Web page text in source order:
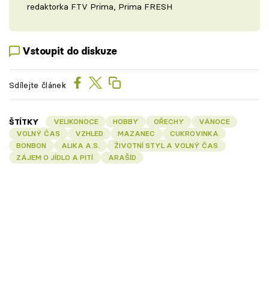
redaktorka FTV Prima, Prima FRESH
Vstoupit do diskuze
Sdílejte článek
ŠTÍTKY VELIKONOCE HOBBY OŘECHY
VÁNOCE
VOLNÝ ČAS
VZHLED MAZANEC
CUKROVINKA
BONBON
ALIKA A.S.
ŽIVOTNÍ STYL A VOLNÝ ČAS
ZÁJEM O JÍDLO A PITÍ
ARAŠÍD